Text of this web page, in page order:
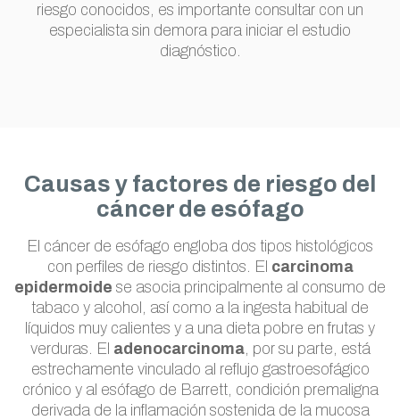
riesgo conocidos, es importante consultar con un
especialista sin demora para iniciar el estudio
diagnóstico.
Causas y factores de riesgo del
cáncer de esófago
El cáncer de esófago engloba dos tipos histológicos
con perfiles de riesgo distintos. El carcinoma
epidermoide se asocia principalmente al consumo de
tabaco y alcohol, así como a la ingesta habitual de
líquidos muy calientes y a una dieta pobre en frutas y
verduras. El adenocarcinoma, por su parte, está
estrechamente vinculado al reflujo gastroesofágico
crónico y al esófago de Barrett, condición premaligna
derivada de la inflamación sostenida de la mucosa